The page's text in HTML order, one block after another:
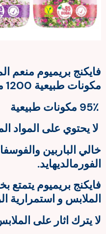
مكونات طبيعية 1200 مل متنوع
لا يحتوي على المواد
خالي الباربين
الفورمالديهايد.
فايكنج بريميوم يتمتع
الملابس و استمرارية
لا يترك اثار على